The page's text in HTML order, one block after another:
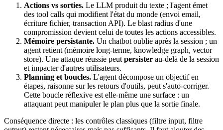
Actions vs sorties. Le LLM produit du texte ; l'agent émet
des tool calls qui modifient l'état du monde (envoi email,
écriture fichier, transaction API). Le blast radius d'une
compromission devient celui de toutes les actions accessibles.
Mémoire persistante. Un chatbot oublie après la session ; un
agent retient (mémoire long-terme, knowledge graph, vector
store). Une attaque réussie peut persister au-delà de la session
et impacter d'autres utilisateurs.
Planning et boucles. L'agent décompose un objectif en
étapes, raisonne sur les retours d'outils, peut s'auto-corriger.
Cette boucle réflexive est elle-même une surface : un
attaquant peut manipuler le plan plus que la sortie finale.
Conséquence directe : les contrôles classiques (filtre input, filtre